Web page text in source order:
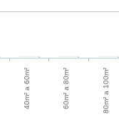
40m² a 60m² 60m² a 80m² 80m² a 100m²